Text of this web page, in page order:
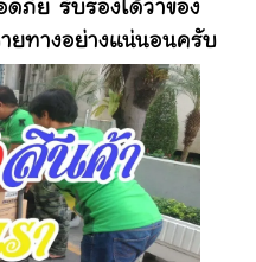
ดภัย รับรองได้ว่าของ
ยทางอย่างแน่นอนครับ